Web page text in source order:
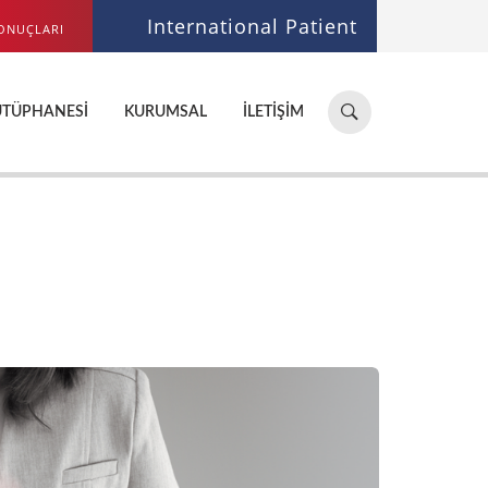
International Patient
Hastane,
doktor,
ara...
KURUMSAL İLETIŞIM